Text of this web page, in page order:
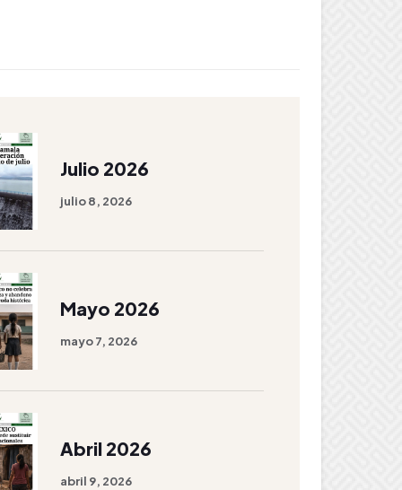
Julio 2026
julio 8, 2026
Mayo 2026
mayo 7, 2026
Abril 2026
abril 9, 2026